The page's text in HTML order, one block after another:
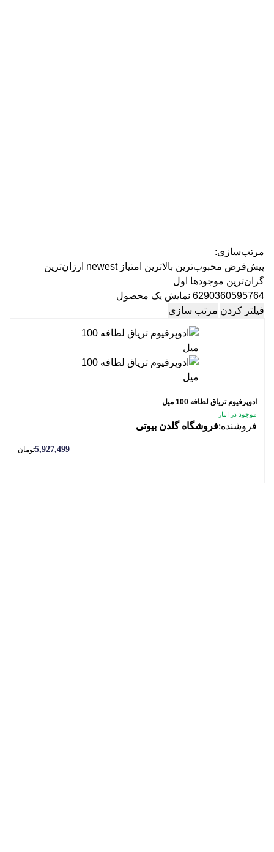
مرتب‌سازی:
پیش‌فرض محبوب‌ترین بالاترین امتیاز newest ارزان‌ترین
گران‌ترین موجودها اول
6290360595764 نمایش یک محصول
فیلتر کردن مرتب سازی
ادوپرفیوم تریاق لطافه 100 میل
موجود در انبار
فروشنده:فروشگاه گلدن بیوتی
5,927,499تومان